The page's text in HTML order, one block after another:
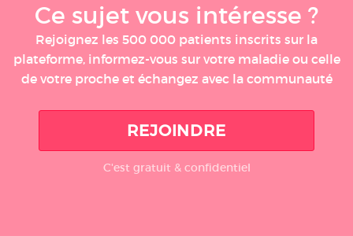
Ce sujet vous intéresse ?
Rejoignez les 500 000 patients inscrits sur la
plateforme, informez-vous sur votre maladie ou celle
de votre proche et échangez avec la communauté
REJOINDRE
C'est gratuit & confidentiel